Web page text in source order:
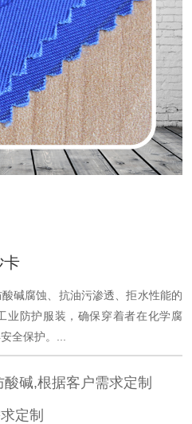
卡
碱腐蚀、抗油污渗透、拒水性能的
业防护服装，确保穿着者在化学腐
全保护。...
碱,根据客户需求定制
定制